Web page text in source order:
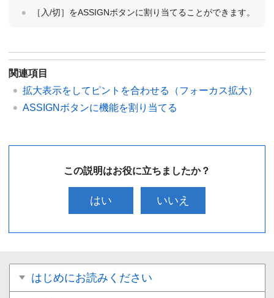
［入/切］をASSIGNボタンに割り当てることができます。
関連項目
拡大表示をしてピントを合わせる（フォーカス拡大）
ASSIGNボタンに機能を割り当てる
この説明はお役に立ちましたか？
はい いいえ
はじめにお読みください